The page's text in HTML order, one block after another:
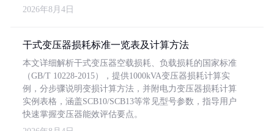
2026年8月4日
干式变压器损耗标准一览表及计算方法
本文详细解析干式变压器空载损耗、负载损耗的国家标准
（GB/T 10228-2015），提供1000kVA变压器损耗计算实
例，分步骤说明变损计算方法，并附电力变压器损耗计算
实例表格，涵盖SCB10/SCB13等常见型号参数，指导用户
快速掌握变压器能效评估要点。